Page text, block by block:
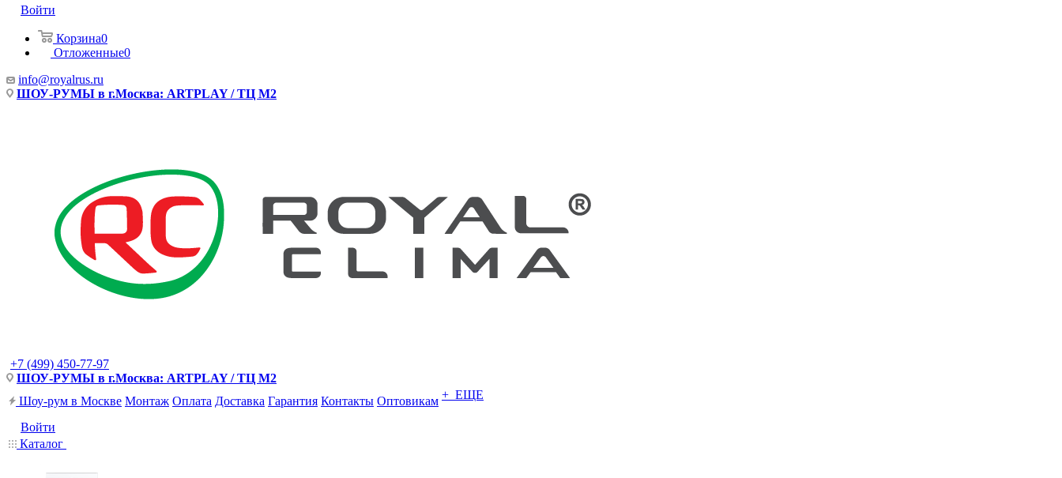
Войти
Корзина0
Отложенные0
info@royalrus.ru
ШОУ-РУМЫ в г.Москва: ARTPLAY / ТЦ М2
+7 (499) 450-77-97
ШОУ-РУМЫ в г.Москва: ARTPLAY / ТЦ М2
Шоу-рум в Москве Монтаж Оплата Доставка Гарантия Контакты Оптовикам + ЕЩЕ
Войти
Каталог